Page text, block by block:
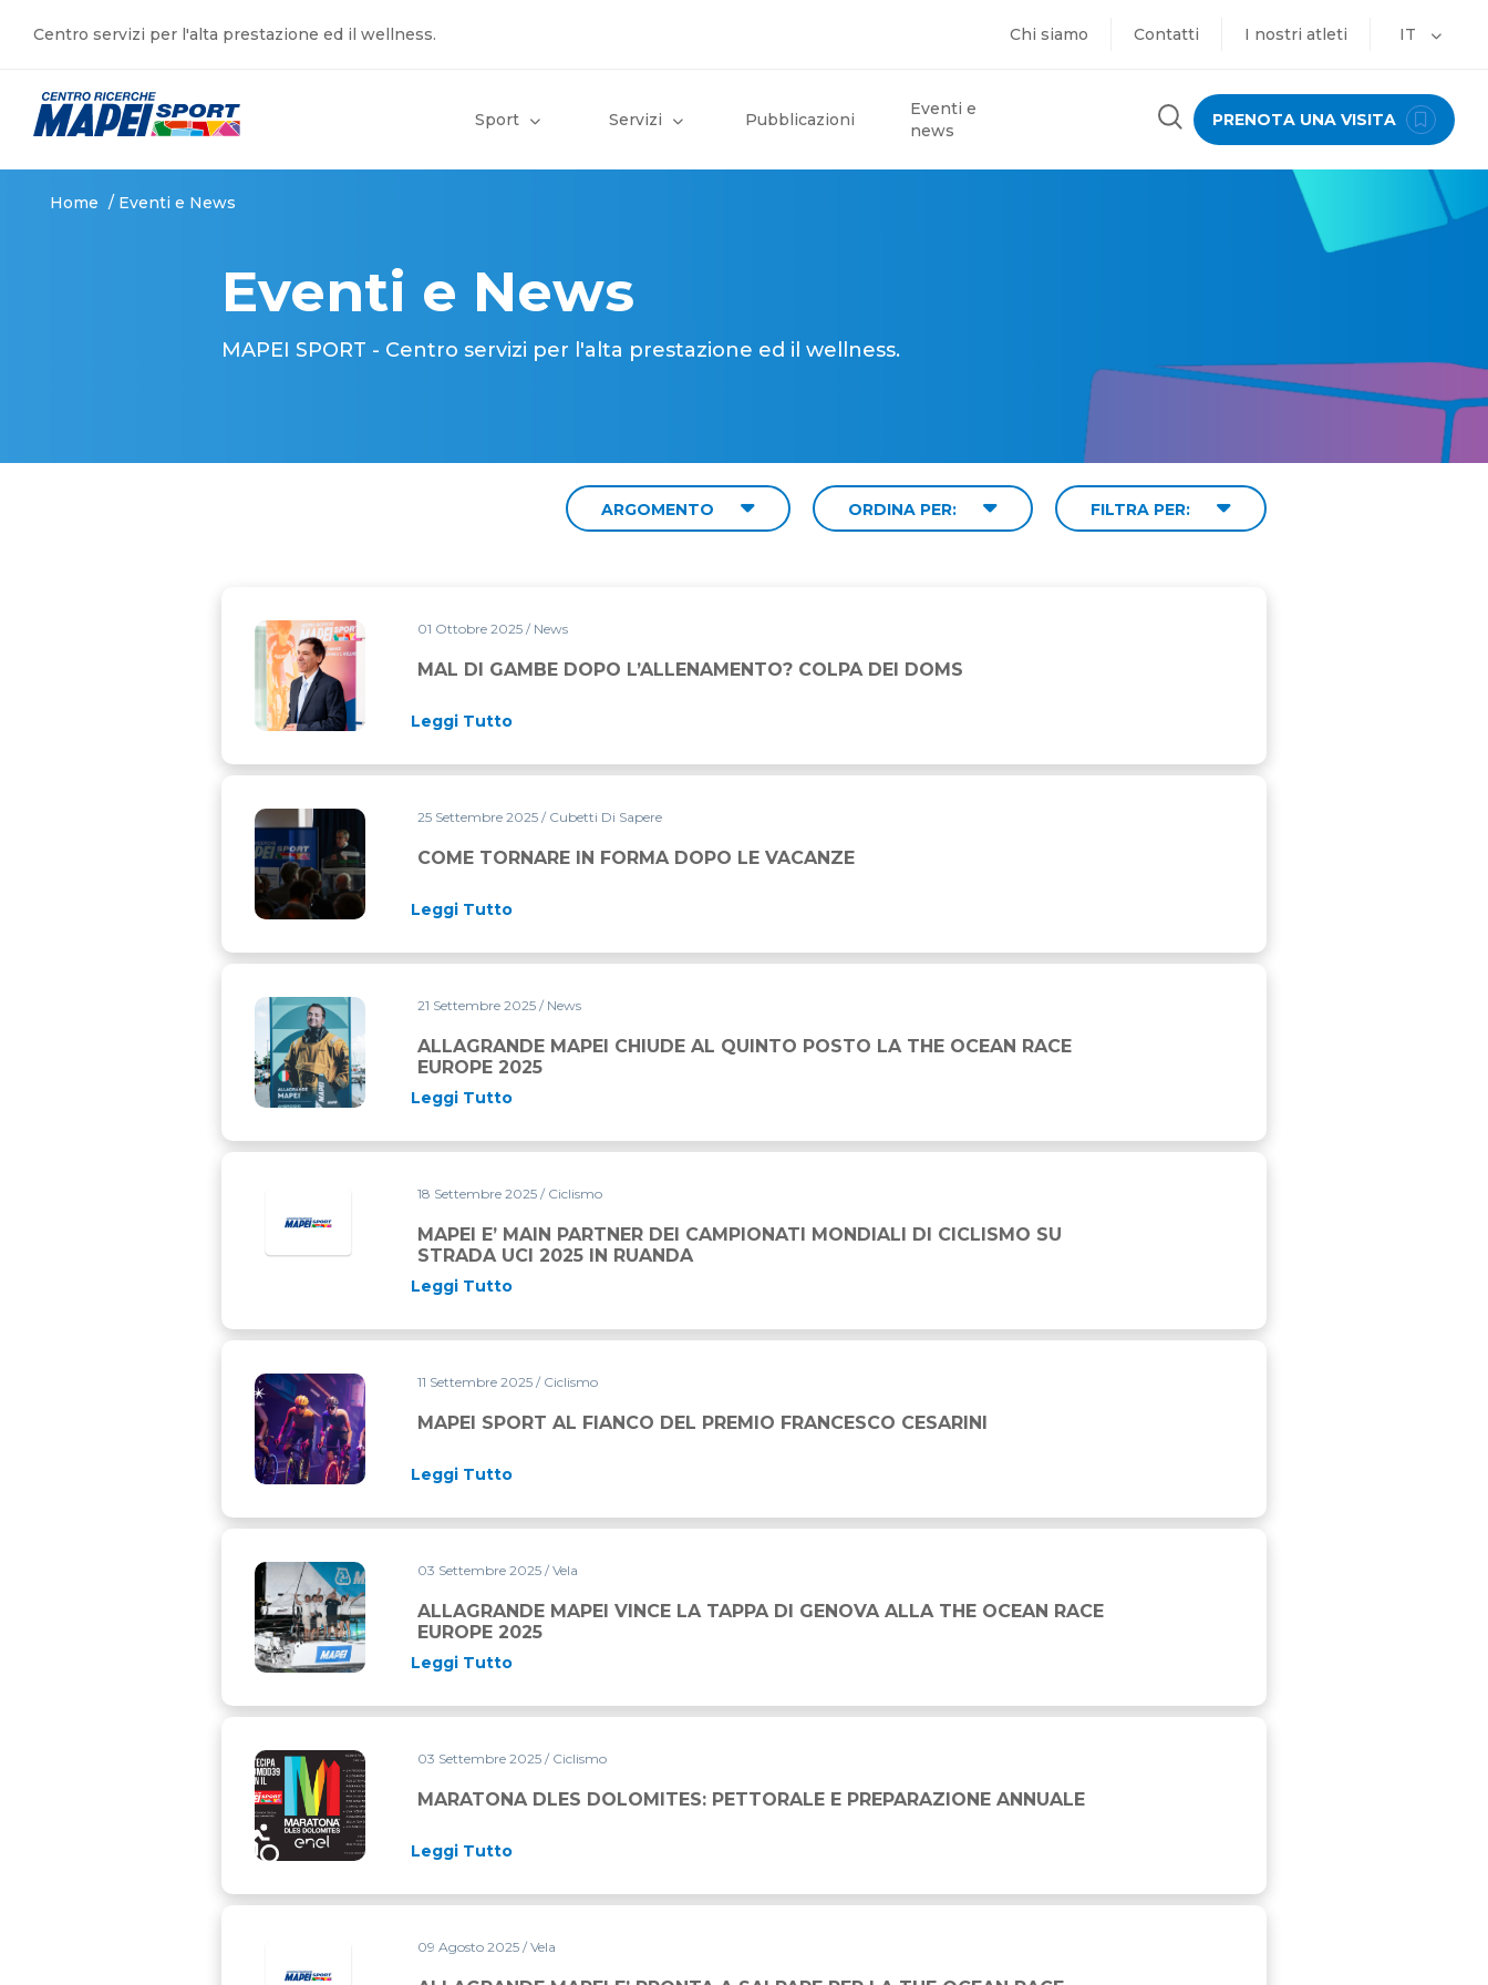
Centro servizi per l'alta prestazione ed il wellness. Chi siamo Contatti I nostri atleti IT
Sport Servizi Pubblicazioni
Eventi e
news
PRENOTA UNA VISITA
Home / Eventi e News
Eventi e News
MAPEI SPORT - Centro servizi per l'alta prestazione ed il wellness.
ARGOMENTO ORDINA PER: FILTRA PER:
MAL DI GAMBE DOPO L’ALLENAMENTO? COLPA DEI DOMS
01 Ottobre 2025 / News
MAL DI GAMBE DOPO L’ALLENAMENTO? COLPA DEI DOMS
Leggi Tutto
COME TORNARE IN FORMA DOPO LE VACANZE
25 Settembre 2025 / Cubetti Di Sapere
COME TORNARE IN FORMA DOPO LE VACANZE
Leggi Tutto
ALLAGRANDE MAPEI CHIUDE AL QUINTO POSTO LA THE OCEAN RACE EUROPE 2025
21 Settembre 2025 / News
ALLAGRANDE MAPEI CHIUDE AL QUINTO POSTO LA THE OCEAN RACE
EUROPE 2025
Leggi Tutto
18 Settembre 2025 / Ciclismo
MAPEI E’ MAIN PARTNER DEI CAMPIONATI MONDIALI DI CICLISMO SU
STRADA UCI 2025 IN RUANDA
Leggi Tutto
MAPEI SPORT AL FIANCO DEL PREMIO FRANCESCO CESARINI
11 Settembre 2025 / Ciclismo
MAPEI SPORT AL FIANCO DEL PREMIO FRANCESCO CESARINI
Leggi Tutto
ALLAGRANDE MAPEI VINCE LA TAPPA DI GENOVA ALLA THE OCEAN RACE EUROPE 2025
03 Settembre 2025 / Vela
ALLAGRANDE MAPEI VINCE LA TAPPA DI GENOVA ALLA THE OCEAN RACE
EUROPE 2025
Leggi Tutto
MARATONA DLES DOLOMITES: PETTORALE E PREPARAZIONE ANNUALE
03 Settembre 2025 / Ciclismo
MARATONA DLES DOLOMITES: PETTORALE E PREPARAZIONE ANNUALE
Leggi Tutto
09 Agosto 2025 / Vela